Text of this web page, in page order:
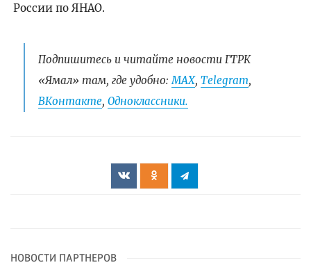
России по ЯНАО.
Подпишитесь и читайте новости ГТРК
«Ямал» там, где удобно:МАХ, Telegram,
ВКонтакте, Одноклассники.
НОВОСТИ ПАРТНЕРОВ